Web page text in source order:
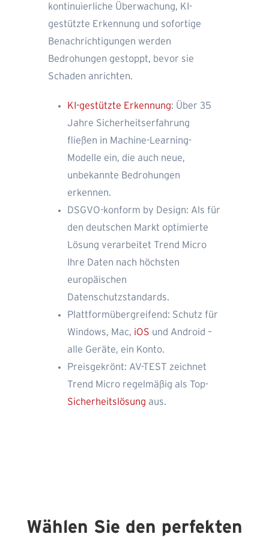
kontinuierliche Überwachung, KI-
gestützte Erkennung und sofortige
Benachrichtigungen werden
Bedrohungen gestoppt, bevor sie
Schaden anrichten.
KI-gestützte Erkennung: Über 35
Jahre Sicherheitserfahrung
fließen in Machine-Learning-
Modelle ein, die auch neue,
unbekannte Bedrohungen
erkennen.
DSGVO-konform by Design: Als für
den deutschen Markt optimierte
Lösung verarbeitet Trend Micro
Ihre Daten nach höchsten
europäischen
Datenschutzstandards.
Plattformübergreifend: Schutz für
Windows, Mac, iOS und Android –
alle Geräte, ein Konto.
Preisgekrönt: AV-TEST zeichnet
Trend Micro regelmäßig als Top-
Sicherheitslösung aus.
Wählen Sie den perfekten